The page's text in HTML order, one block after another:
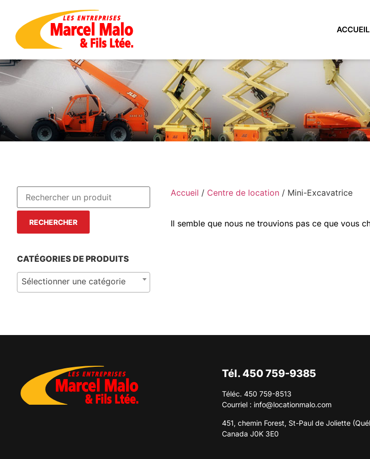
ACCUEIL
RECHERCHER
CATÉGORIES DE PRODUITS
Sélectionner une catégorie
Accueil / Centre de location / Mini-Excavatrice
Il semble que nous ne trouvions pas ce que vous
Tél. 450 759-9385
Téléc. 450 759-8513
Courriel : info@locationmalo.com
451, chemin Forest, St-Paul de Joliette
Canada J0K 3E0